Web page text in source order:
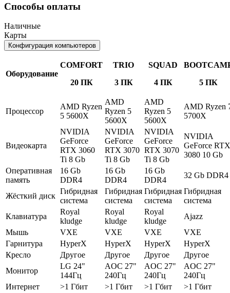
Способы оплаты
Наличные
Карты
Конфигурация компьютеров
Оборудование
COMFORT
20 ПК
TRIO
3 ПК
SQUAD
4 ПК
5 ПК
Процессор
AMD Ryzen
5 5600X
AMD
Ryzen 5
5600X
AMD
Ryzen 5
5600X
AMD Ryzen
5700X
Видеокарта
NVIDIA
GeForce
RTX 3060
Ti 8 Gb
NVIDIA
GeForce
RTX 3070
Ti 8 Gb
NVIDIA
GeForce
RTX 3070
Ti 8 Gb
NVIDIA
GeForce RTX
3080 10 Gb
Оперативная
память
16 Gb
DDR4
16 Gb
DDR4
16 Gb
DDR4
32 Gb DDR4
Жёсткий диск
Гибридная
система
Гибридная
система
Гибридная
система
Гибридная
система
Клавиатура
Royal
kludge
Royal
kludge
Royal
kludge
Ajazz
Мышь
VXE VXE VXE
VXE
Гарнитура
HyperX HyperX HyperX
HyperX
Кресло
Другое Другое Другое
Другое
Монитор
LG 24"
144Гц
AOC 27"
240Гц
AOC 27"
240Гц
AOC 27"
240Гц
Интернет
>1 Гбит >1 Гбит >1 Гбит >1 Гбит